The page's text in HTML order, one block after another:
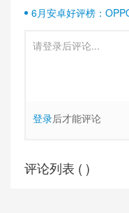
6月安卓好评榜：
登录后才能评论
评论列表 ( )